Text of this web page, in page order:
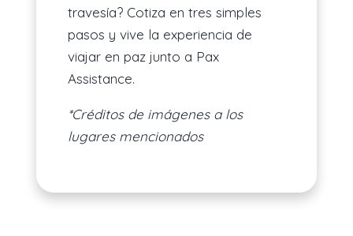
travesía? Cotiza en tres simples
pasos y vive la experiencia de
viajar en paz junto a Pax
Assistance.
*Créditos de imágenes a los
lugares mencionados